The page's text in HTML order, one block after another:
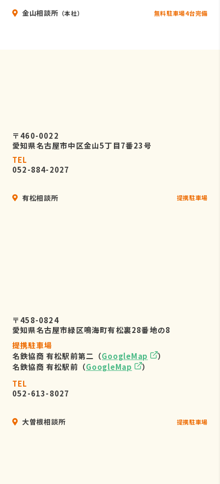
金山相談所 （本社） 無料駐車場4台完備
〒460-0022
愛知県名古屋市中区金山5丁目7番23号
TEL
052-884-2027
有松相談所 提携駐車場
〒458-0824
愛知県名古屋市緑区鳴海町有松裏28番地の8
提携駐車場
名鉄協商 有松駅前第二（GoogleMap
）
名鉄協商 有松駅前（GoogleMap
）
TEL
052-613-8027
大曽根相談所 提携駐車場